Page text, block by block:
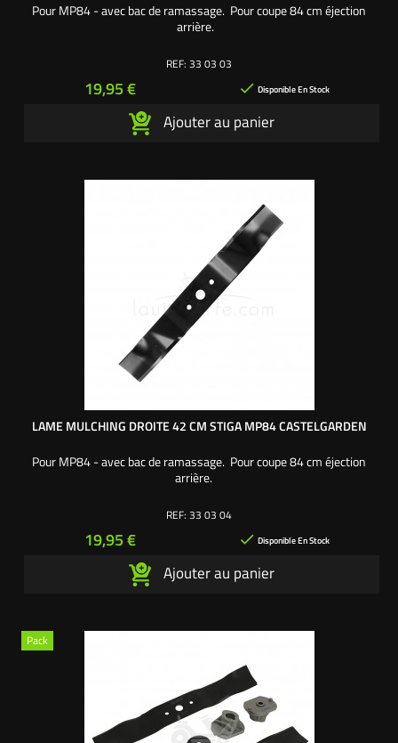
Pour MP84 - avec bac de ramassage. Pour coupe 84 cm éjection
arrière.
REF: 33 03 03
Prix
19,95 €  Disponible En Stock
Ajouter au panier
LAME MULCHING DROITE 42 CM STIGA MP84 CASTELGARDEN
Pour MP84 - avec bac de ramassage. Pour coupe 84 cm éjection
arrière.
REF: 33 03 04
Prix
19,95 €  Disponible En Stock
Ajouter au panier
Pack